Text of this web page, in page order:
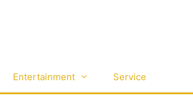
Entertainment Service